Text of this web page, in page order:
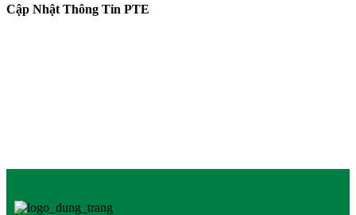
Cập Nhật Thông Tin PTE